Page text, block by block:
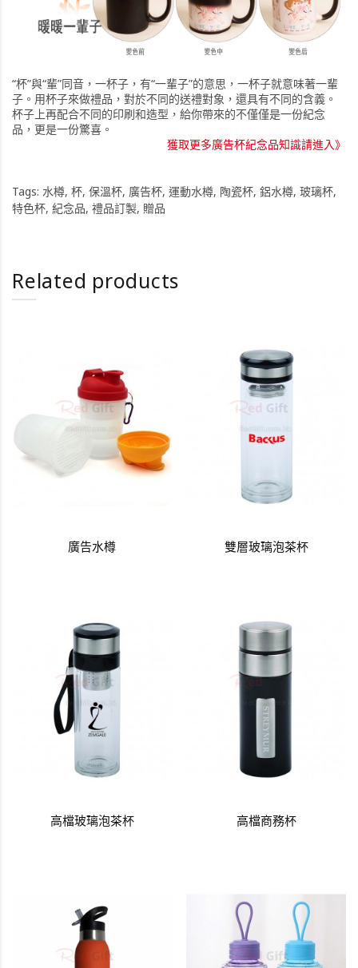
“杯”與“輩”同音，一杯子，有“一輩子”的意思，一杯子就意味著一輩
子。用杯子來做禮品，對於不同的送禮對象，還具有不同的含義。
杯子上再配合不同的印刷和造型，給你帶來的不僅僅是一份紀念
品，更是一份驚喜。
獲取更多廣告杯紀念品知識請進入》
Tags: 水樽, 杯, 保溫杯, 廣告杯, 運動水樽, 陶瓷杯, 鋁水樽, 玻璃杯,
特色杯, 紀念品, 禮品訂製, 贈品
Related products
廣告水樽 雙層玻璃泡茶杯
高檔玻璃泡茶杯 高檔商務杯